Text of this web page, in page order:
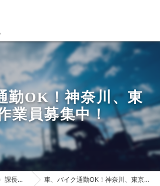
勤OK！神奈川、東
業員募集中！
課長BLOG 車、バイク通勤OK！神奈川、東京土木作業員募集中！